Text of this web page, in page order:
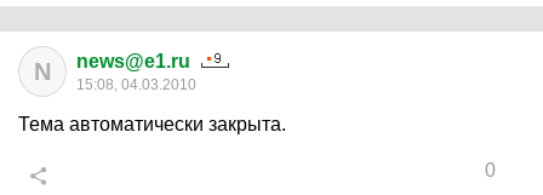
N news@e1.ru
15:08, 04.03.2010
Тема автоматически закрыта.
0